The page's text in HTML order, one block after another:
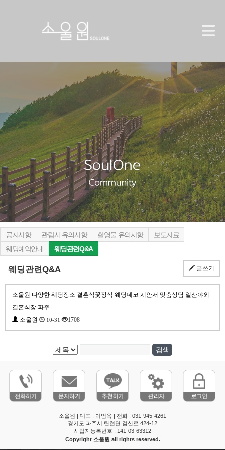
공지사항 관람시 유의사항 촬영물 유의사항
보도자료
웨딩예약안내
웨딩관련Q&A
웨딩관련Q&A 글쓰기
소울원 다양한 웨딩장소 결혼식꽃장식 웨딩데코 시안서 맞춤상담 일산야외
결혼식장 파주…
소울원
10-31 1708
소울원 | 대표 : 이범욱 | 전화 : 031-945-4261
경기도 파주시 탄현면 검산로 424-12
사업자등록번호 : 141-03-63312
Copyright 소울원 all rights reserved.